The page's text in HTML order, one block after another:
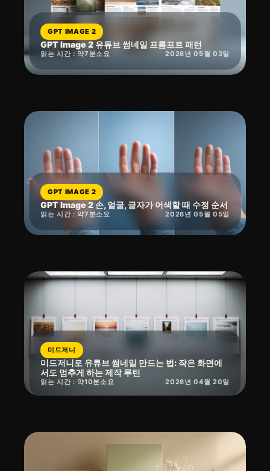
GPT IMAGE 2
GPT Image 2 유튜브 썸네일 프롬프트 패턴
읽는 시간 : 약7 분소요 2026년 05월 03일
GPT IMAGE 2
GPT Image 2 손, 얼굴, 글자가 어색할 때 수정 순서
읽는 시간 : 약7 분소요 2026년 05월 05일
미드저니
미드저니로 유튜브 썸네일 만드는 법: 작은 화면에
서도 멈추게 하는 제작 루틴
읽는 시간 : 약10분소요 2026년 04월 20일